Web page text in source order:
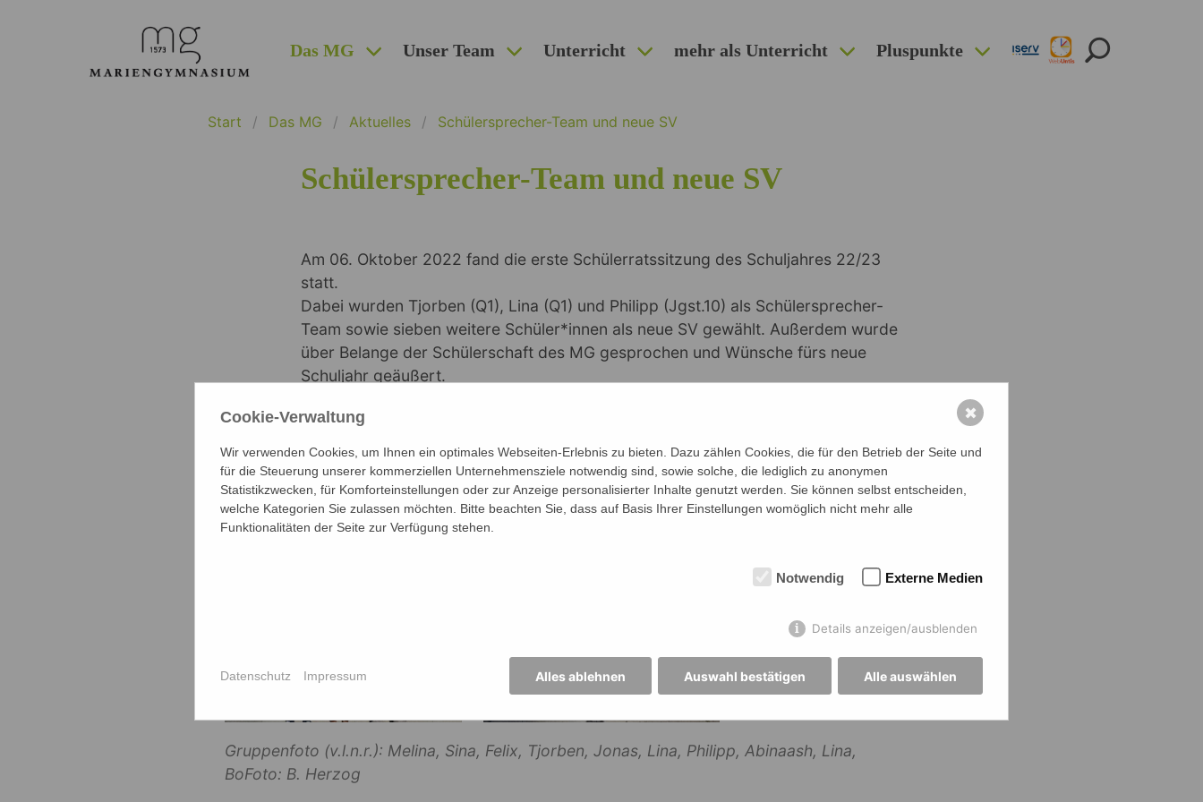
Das MG Unser Team Unterricht mehr als Unterricht Pluspunkte
Start Das MG Aktuelles Schülersprecher-Team und neue SV
Schülersprecher-Team und neue SV
Am 06. Oktober 2022 fand die erste Schülerratssitzung des Schuljahres 22/23
statt.
Dabei wurden Tjorben (Q1), Lina (Q1) und Philipp (Jgst.10) als Schülersprecher-
Team sowie sieben weitere Schüler*innen als neue SV gewählt. Außerdem wurde
über Belange der Schülerschaft des MG gesprochen und Wünsche fürs neue
Schuljahr geäußert.
Wir freuen uns über die rege Partizipation unserer Schüler*innen und danken
Gruppenfoto (v.l.n.r.): Melina, Sina, Felix, Tjorben, Jonas, Lina, Philipp, Abinaash, Lina,
BoFoto: B. Herzog
Cookie-Verwaltung
Wir verwenden Cookies, um Ihnen ein optimales Webseiten-Erlebnis zu bieten. Dazu zählen Cookies, die für den Betrieb der Seite und
für die Steuerung unserer kommerziellen Unternehmensziele notwendig sind, sowie solche, die lediglich zu anonymen
Statistikzwecken, für Komforteinstellungen oder zur Anzeige personalisierter Inhalte genutzt werden. Sie können selbst entscheiden,
welche Kategorien Sie zulassen möchten. Bitte beachten Sie, dass auf Basis Ihrer Einstellungen womöglich nicht mehr alle
Funktionalitäten der Seite zur Verfügung stehen.
Notwendig Externe Medien
Details anzeigen/ausblenden
Alles ablehnen Auswahl bestätigen Alle auswählen
Datenschutz Impressum
✖